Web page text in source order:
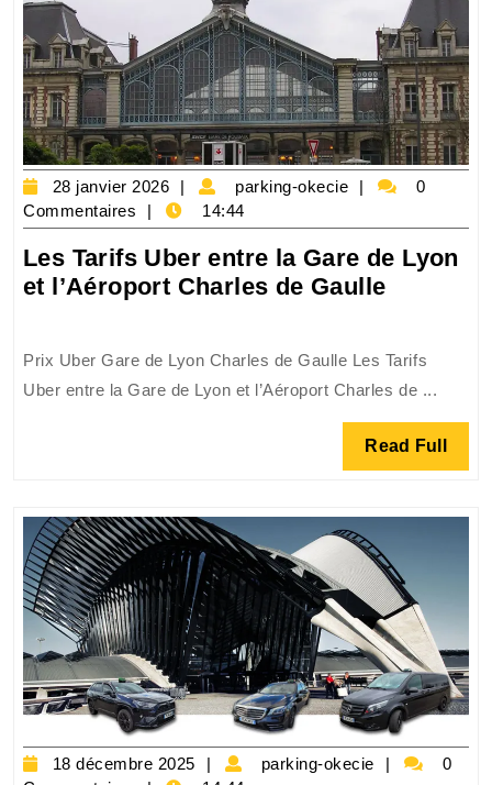
Trouvez
le
Meilleur
Prix
!
28 janvier 2026
28
janvier
2026
parking-okecie
parking-
0
Commentaires
14:44
Les Tarifs Uber entre la Gare de Lyon
et l’Aéroport Charles de GaulleLes
entre
la
Gare
de
et
Charles
de
Gaulle
Prix Uber Gare de Lyon Charles de Gaulle Les Tarifs
Uber entre la Gare de Lyon et l’Aéroport Charles de ...
Read Full Read
Full
18 décembre 2025
18
parking-okecie
parking-
0